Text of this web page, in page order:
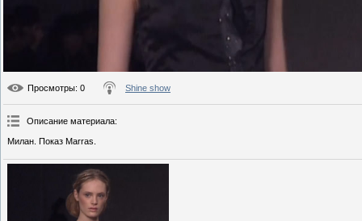
Просмотры: 0 Shine show
Описание материала:
Милан. Показ Marras.